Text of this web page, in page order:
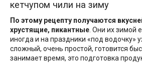
кетчупом чили на зиму
По этому рецепту получаются
хрустящие, пикантные . Они их зимой
иногда и на праздники «под водочку»
сложный, очень простой, готовится
занимает время, это подготовка